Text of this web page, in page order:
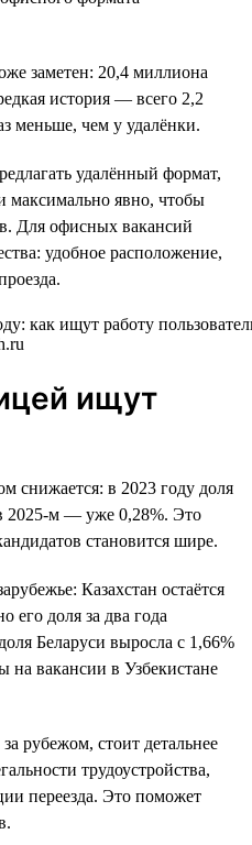
заметен: 20,4 миллиона
история — всего 2,2
меньше, чем у удалёнки.
удалённый формат,
максимально явно, чтобы
Для офисных вакансий
удобное расположение,
ищут
снижается: в 2023 году доля
2025-м — уже 0,28%. Это
становится шире.
Казахстан остаётся
его доля за два года
Беларуси выросла с 1,66%
на вакансии в Узбекистане
рубежом, стоит детальнее
трудоустройства,
переезда. Это поможет